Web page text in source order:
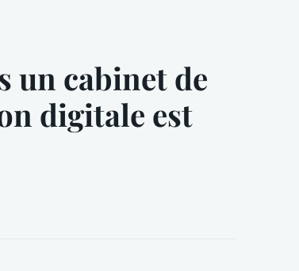
un cabinet de
digitale est